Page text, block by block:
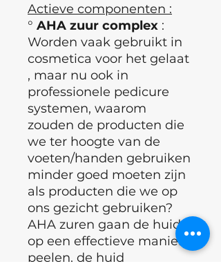
Actieve componenten :
° AHA zuur complex :
Worden vaak gebruikt in
cosmetica voor het gelaat
, maar nu ook in
professionele pedicure
systemen, waarom
zouden de producten die
we ter hoogte van de
voeten/handen gebruiken
minder goed moeten zijn
als producten die we op
ons gezicht gebruiken?
AHA zuren gaan de huid
op een effectieve manier
peelen, de huid